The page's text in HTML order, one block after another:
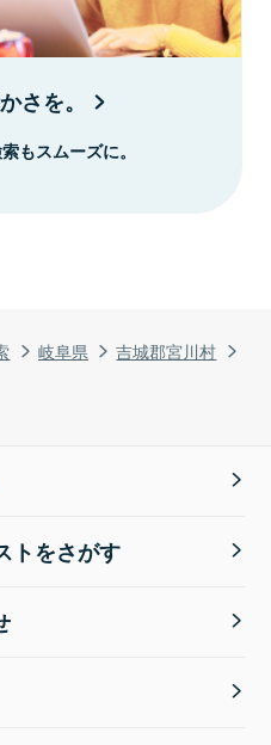
岐阜県
吉城郡宮川村
さを。
もスムーズに。
トをさがす